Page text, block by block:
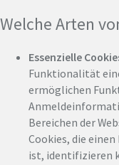
Welche Arten
Essenzielle
Funktionalität
ermöglichen
Bereichen der
Cookies, die
ist, identifizieren